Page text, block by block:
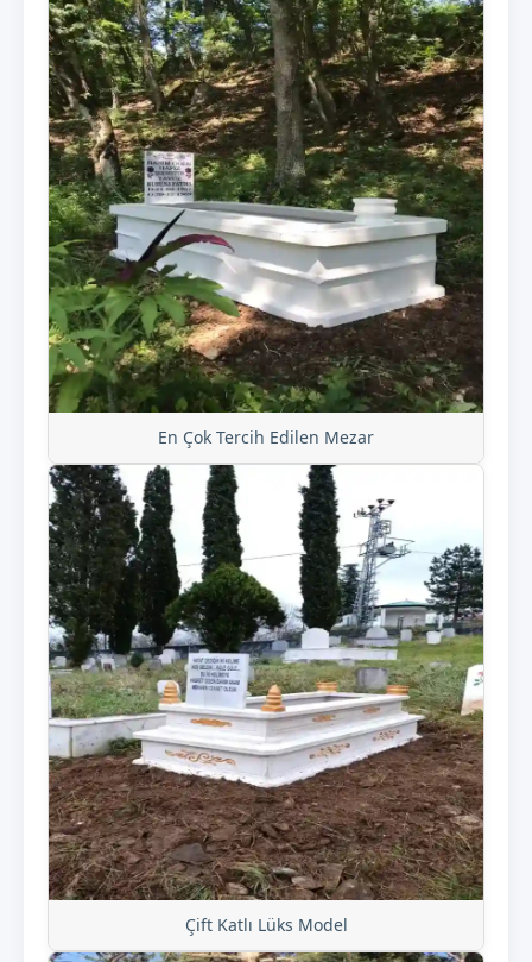
En Çok Tercih Edilen Mezar
Çift Katlı Lüks Model